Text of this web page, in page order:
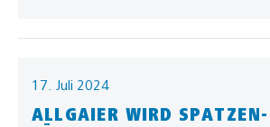
17. Juli 2024
ALLGAIER WIRD SPATZEN-